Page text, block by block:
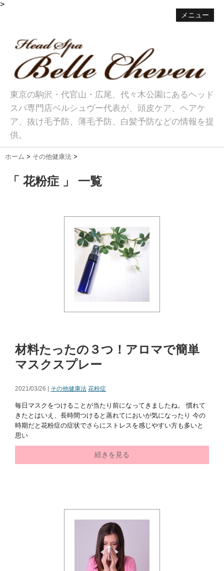
>
メニュー
東京の駒沢・代官山・広尾、代々木公園にあるヘッド
スパ専門店ベルシュヴー代表が、頭皮ケア、ヘアケ
ア、抜け毛予防、薄毛予防、白髪予防などの情報を提
供。
ホーム > その他健康法 >
「 花粉症 」 一覧
材料たったの３つ！アロマで簡単
マスクスプレー
2021/03/26 | その他健康法 花粉症
毎日マスクをつけることが当たり前になってきましたね。 慣れて
きたとはいえ、長時間つけると蒸れてにおいが気になったり 今の
時期だと花粉症の症状でさらにストレスを感じやすい方も多いと
思い
続きを見る